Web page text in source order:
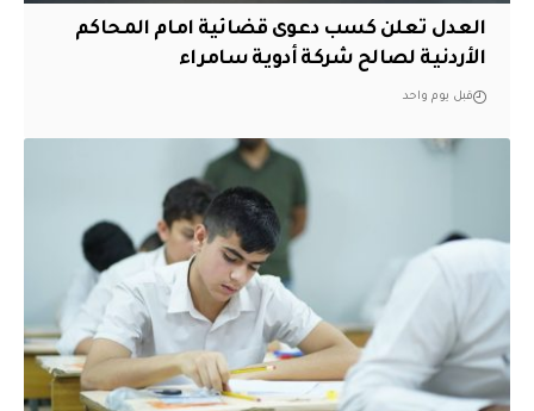
العدل تعلن كسب دعوى قضائية امام المحاكم
الأردنية لصالح شركة أدوية سامراء
قبل يوم واحد